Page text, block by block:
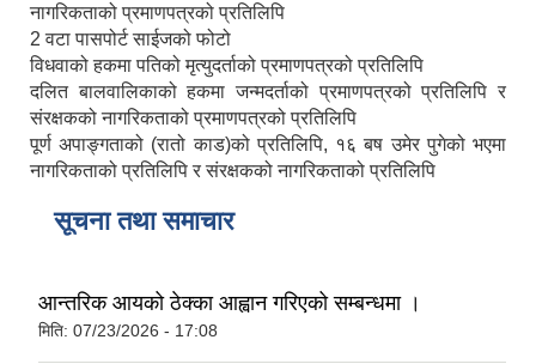
नागरिकताको प्रमाणपत्रको प्रतिलिपि
2 वटा पासपोर्ट साईजको फोटो
विधवाको हकमा पतिको मृत्युदर्ताको प्रमाणपत्रको प्रतिलिपि
दलित बालवालिकाको हकमा जन्मदर्ताको प्रमाणपत्रको प्रतिलिपि र
संरक्षकको नागरिकताको प्रमाणपत्रको प्रतिलिपि
पूर्ण अपाङ्गताको (रातो काड)को प्रतिलिपि, १६ बष उमेर पुगेको भएमा
नागरिकताको प्रतिलिपि र संरक्षकको नागरिकताको प्रतिलिपि
सूचना तथा समाचार
आन्तरिक आयको ठेक्का आह्वान गरिएको सम्बन्धमा ।
मिति: 07/23/2026 - 17:08